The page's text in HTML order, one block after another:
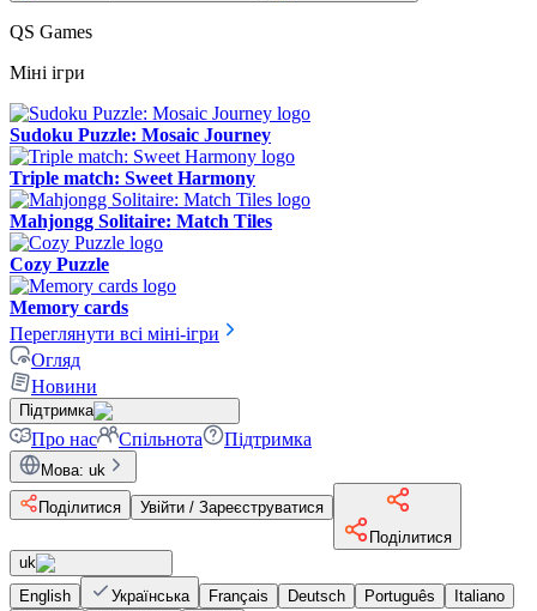
QS Games
Міні ігри
Sudoku Puzzle: Mosaic Journey
Triple match: Sweet Harmony
Mahjongg Solitaire: Match Tiles
Cozy Puzzle
Memory cards
Переглянути всі міні-ігри
Огляд
Новини
Підтримка
Про нас Спільнота Підтримка
Мова: uk
Поділитися
Увійти / Зареєструватися
Поділитися
uk
English
Українська Français Deutsch Português
Italiano